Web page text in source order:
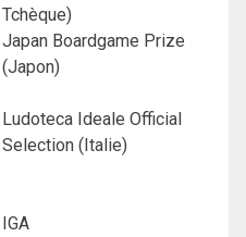
Tchèque)
Japan Boardgame Prize
(Japon)
Ludoteca Ideale Official
Selection (Italie)
IGA